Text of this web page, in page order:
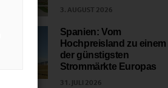
3. AUGUST 2026
Spanien: Vom
Hochpreisland zu einem
der günstigsten
Strommärkte Europas
31. JULI 2026